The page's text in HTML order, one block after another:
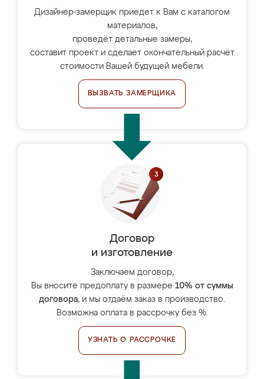
Дизайнер-замерщик приедет к Вам с каталогом
материалов,
проведёт детальные замеры,
составит проект и сделает окончательный расчёт
стоимости Вашей будущей мебели.
ВЫЗВАТЬ ЗАМЕРЩИКА
Договор
и изготовление
Заключаем договор,
Вы вносите предоплату в размере 10% от суммы
договора, и мы отдаём заказ в производство.
Возможна оплата в рассрочку без %.
УЗНАТЬ О РАССРОЧКЕ